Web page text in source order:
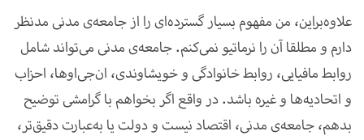
علاوه‌براین، من مفهوم بسیار گسترده‌ای را از جامعه‌ی مدنی مدنظر
دارم و مطلقا آن را نرماتیو نمی‌کنم. جامعه‌ی مدنی می‌تواند شامل
روابط مافیایی، روابط خانوادگی و خویشاوندی، ان‌جی‌اوها، احزاب
و اتحادیه‌ها و غیره باشد. در واقع اگر بخواهم با گرامشی توضیح
بدهم، جامعه‌ی مدنی، اقتصاد نیست و دولت یا به‌عبارت دقیق‌تر،